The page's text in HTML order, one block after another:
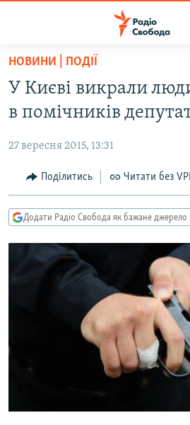
Перейти
основного
матеріалу
до
навігації
Перейти
до
ПОЛІТИКА
ЕКОНОМІКА
КУЛЬТУРА
СПОРТ
ВІЙНА
РОСІЙСЬКА «ФІЛЬТРАЦІЯ»
КРИМ.РЕАЛІЇ
ТИ ЯК?
КИТАЙ.ВИКЛИКИ
МУЛЬТИМЕДІА
НОВИНИ | ПОДІЇ
У Києві викрали
в помічників
27 вересня 2015, 13:31
Поділитись Читати без
Додати Радіо Свобода як бажане джерело